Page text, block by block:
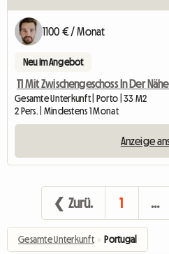
1100 € / Monat
Neu im Angebot
T1 Mit Zwischengeschoss In Der
Gesamte Unterkunft | Porto | 33 M2
2 Pers. | Mindestens 1 Monat
Anzeige
❮ Zurü. 1 …
Gesamte Unterkunft › Portugal